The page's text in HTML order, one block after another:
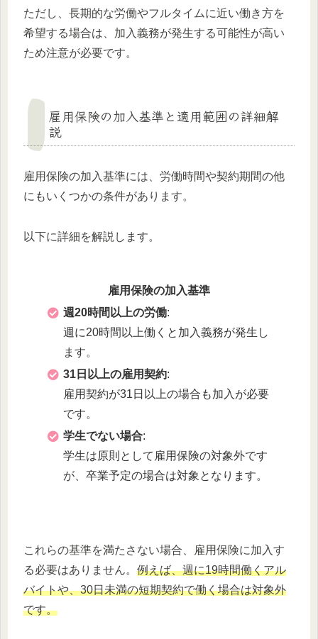
ただし、長期的な労働やフルタイムに近い働き方を
希望する場合は、加入義務が発生する可能性が高い
ため注意が必要です。
雇用保険の加入基準と適用範囲の詳細解
説
雇用保険の加入基準には、労働時間や契約期間の他
にもいくつかの条件があります。
以下に詳細を解説します。
雇用保険の加入基準
週20時間以上の労働:
週に20時間以上働くと加入義務が発生し
ます。
31日以上の雇用契約:
雇用契約が31日以上の場合も加入が必要
です。
学生でない場合:
学生は原則として雇用保険の対象外です
が、卒業予定の場合は対象となります。
これらの基準を満たさない場合、雇用保険に加入す
る必要はありません。 例えば、週に19時間働くアル
バイトや、30日未満の短期契約で働く場合は対象外
です。